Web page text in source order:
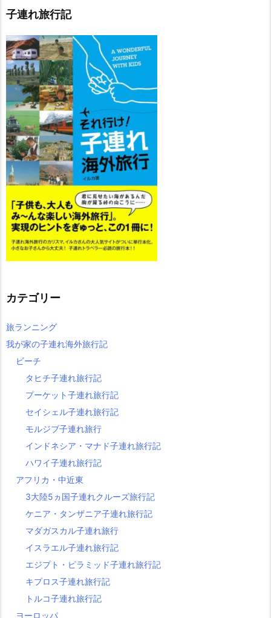
子連れ旅行記
カテゴリー
旅ランニング
我が家の子連れ海外旅行記
ビーチ
タヒチ子連れ旅行記
プーケット子連れ旅行記
セイシェル子連れ旅行記
モルジブ子連れ旅行
インドネシア・マナド子連れ旅行記
ハワイ子連れ旅行記
アフリカ・中近東
3大陸5ヵ国子連れクルーズ旅行記
ケニア・タンザニア子連れ旅行記
マダガスカル子連れ旅行
イスラエル子連れ旅行記
エジプト・ピラミッド子連れ旅行記
キプロス子連れ旅行記
トルコ子連れ旅行記
ヨーロッパ